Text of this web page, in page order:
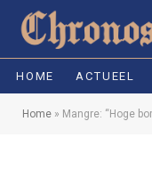
HOME ACTUEEL
Home » Mangre: “Hoge